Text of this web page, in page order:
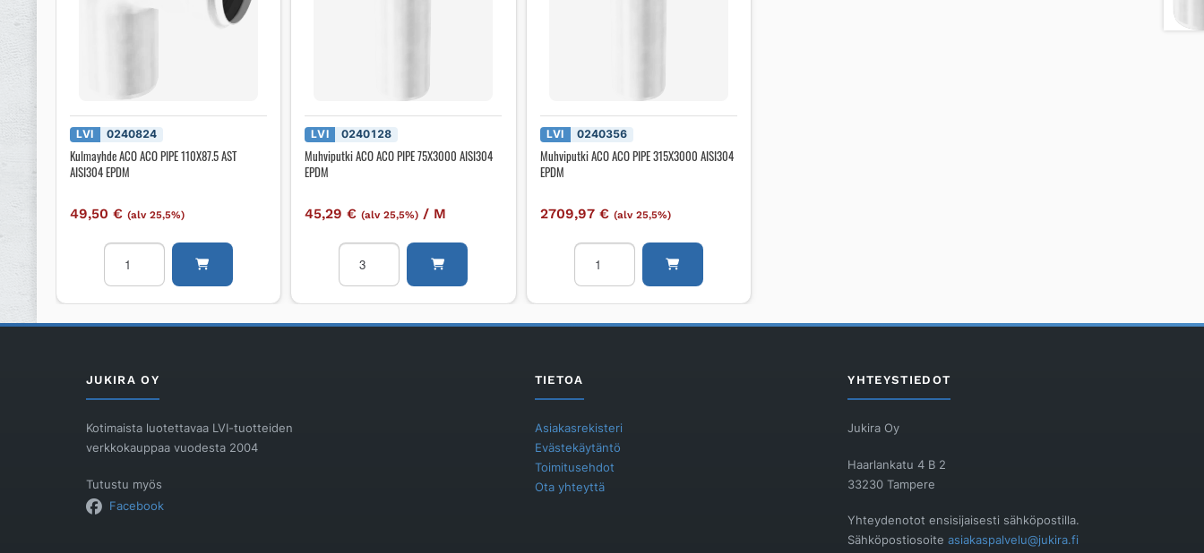
LVI 0240824
Kulmayhde ACO ACO PIPE 110X87.5 AST
AISI304 EPDM
49,50€ (alv 25,5%)
Kulmayhde
ACO
ACO
110X87.5
LVI 0240128
Muhviputki ACO ACO PIPE 75X3000 AISI304
EPDM
45,29€ (alv 25,5%) / M
Muhviputki
ACO
ACO
75X3000
LVI 0240356
Muhviputki ACO ACO PIPE 315X3000 AISI304
EPDM
2709,97 € (alv 25,5%)
Muhviputki
ACO
ACO
315X3000
JUKIRA OY
Kotimaista luotettavaa LVI-tuotteiden
verkkokauppaa vuodesta 2004
Tutustu myös
Facebook
TIETOA
Asiakasrekisteri
Evästekäytäntö
Toimitusehdot
Ota yhteyttä
YHTEYSTIEDOT
Jukira Oy
Haarlankatu 4 B 2
33230 Tampere
Yhteydenotot ensisijaisesti sähköpostilla.
Sähköpostiosoiteasiakaspalvelu@jukira.fi